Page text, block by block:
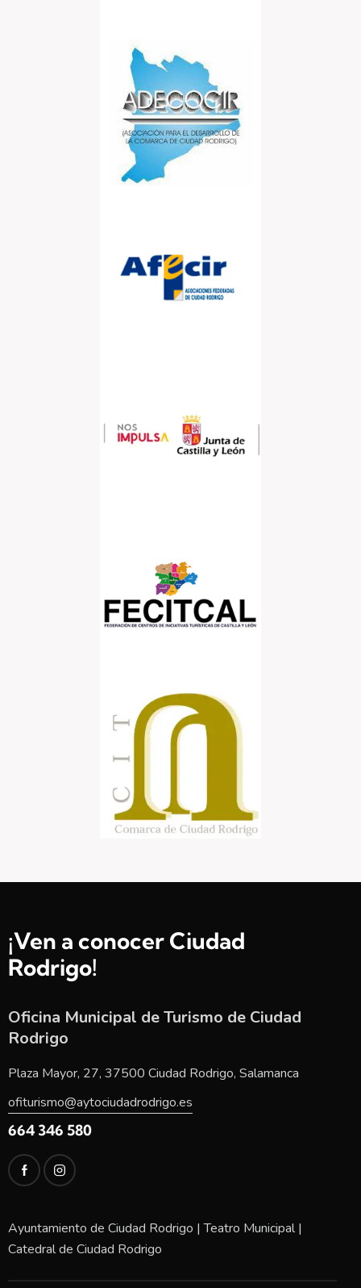
¡Ven a conocer Ciudad
Rodrigo!
Oficina Municipal de Turismo de Ciudad
Rodrigo
Plaza Mayor, 27, 37500 Ciudad Rodrigo, Salamanca
ofiturismo@aytociudadrodrigo.es
664 346 580
Ayuntamiento de Ciudad Rodrigo |Teatro Municipal|
Catedral de Ciudad Rodrigo